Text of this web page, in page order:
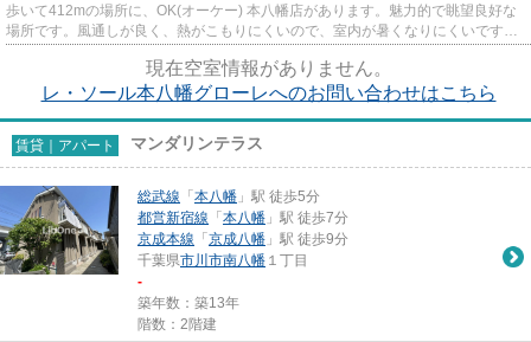
歩いて412mの場所に、OK(オーケー) 本八幡店があります。魅力的で眺望良好な
場所です。風通しが良く、熱がこもりにくいので、室内が暑くなりにくいです。
現在空室情報がありません。
レ・ソール本八幡グローレへのお問い合わせはこちら
賃貸｜アパート マンダリンテラス
総武線 「 本八幡 」駅 徒歩5分
都営新宿線 「 本八幡 」駅 徒歩7分
京成本線 「 京成八幡 」駅 徒歩9分
千葉県市川市南八幡 １丁目
-
築年数：築13年
階数：2階建